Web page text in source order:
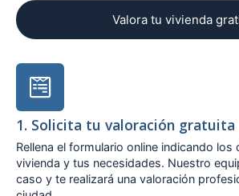
Valora tu vivienda
1. Solicita tu valoración gratuita
Rellena el formulario online indicando los
vivienda y tus necesidades. Nuestro
caso y te realizará una valoración